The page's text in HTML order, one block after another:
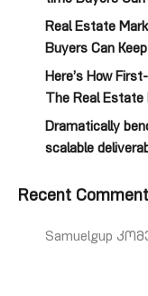
Real Estate
Buyers Can
Here’s How
The Real
Dramatically
scalable
Recent
Samuelgup